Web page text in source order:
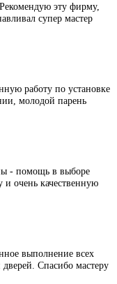
эту фирму,
супер мастер
работу по установке
молодой парень
- помощь в выборе
и очень качественную
выполнение всех
дверей. Спасибо мастеру